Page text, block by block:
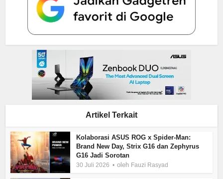
Artikel Terkait
Kolaborasi ASUS ROG x Spider-Man:
Brand New Day, Strix G16 dan Zephyrus
G16 Jadi Sorotan
30 Juli 2026 oleh Fauzi Rasyad